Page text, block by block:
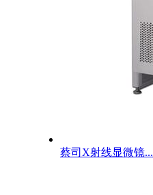
蔡司X射线显微镜...